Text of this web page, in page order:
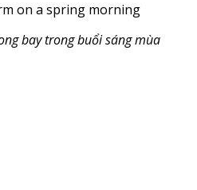
on a spring morning
bay trong buổi sáng mùa